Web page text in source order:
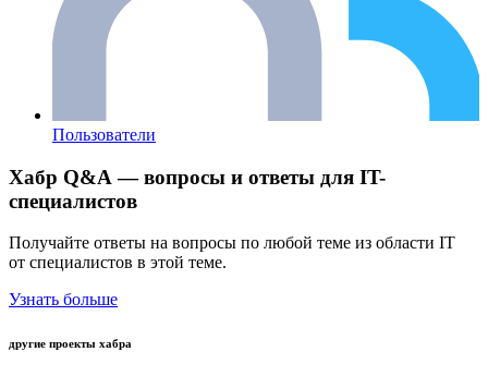
Пользователи
Хабр Q&A — вопросы и ответы для IT-
специалистов
Получайте ответы на вопросы по любой теме из области IT
от специалистов в этой теме.
Узнать больше
другие проекты хабра